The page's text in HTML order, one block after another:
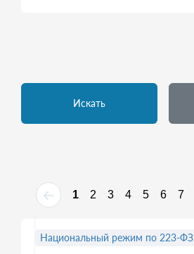
Искать
1 2 3 4 5 6 7
Национальный режим по 223-ФЗ